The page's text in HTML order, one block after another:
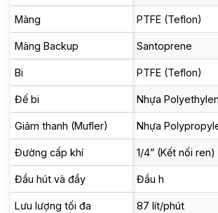
Màng PTFE (Teflon)
Màng Backup Santoprene
Bi PTFE (Teflon)
Đế bi Nhựa
Giảm thanh (Mufler) Nhựa
Đường cấp khí 1/4” (Kết nối ren)
Đầu hút và đẩy Đầu h
Lưu lượng tối đa 87 lít/phút